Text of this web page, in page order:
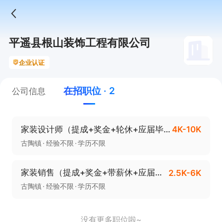
平遥县根山装饰工程有限公司
企业认证
公司信息 在招职位 · 2
家装设计师（提成+奖金+轮休+应届毕业生也可） 4K-10K
古陶镇 经验不限 学历不限
家装销售（提成+奖金+带薪休+应届毕业生也可） 2.5K-6K
古陶镇 经验不限 学历不限
没有更多职位啦~